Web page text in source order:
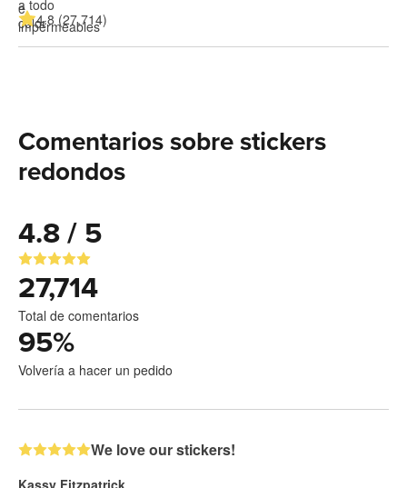
4.8 (27,714)
Comentarios sobre stickers
redondos
4.8 / 5
27,714
Total de comentarios
95%
Volvería a hacer un pedido
We love our stickers!
Kassy Fitzpatrick